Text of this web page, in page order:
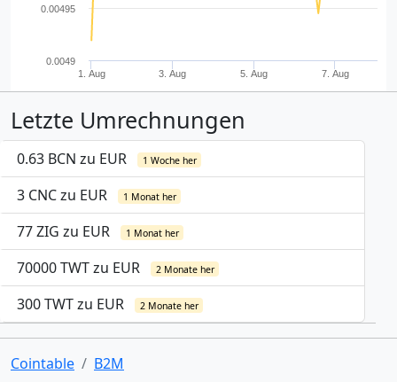
1. Aug 3. Aug 5. Aug 7. Aug
0.0049
0.00495
Letzte Umrechnungen
0.63 BCN zu EUR 1 Woche her
3 CNC zu EUR 1 Monat her
77 ZIG zu EUR 1 Monat her
70000 TWT zu EUR 2 Monate her
300 TWT zu EUR 2 Monate her
Cointable B2M